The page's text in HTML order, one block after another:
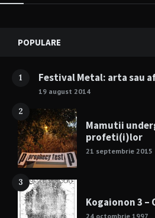
Widgets
POPULARE
1 Festival Metal: arta sau
19 august 2014
2
Mamutii
profeti(i)lor
21 septembrie 2015
3
Kogaionon 3 –
24 octombrie 1997